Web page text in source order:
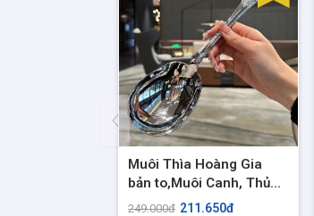
Muôi Thìa Hoàng Gia
bản to,Muôi Canh, Thủng
Inox Cao cấp 18/10 Sang
249.000đ 211.650đ